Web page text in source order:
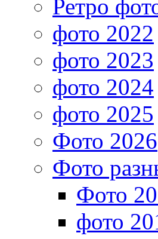
Ретро
фото 2022
фото 2023
фото 2024
фото 2025
Фото 2026
Фото
Фото
фото